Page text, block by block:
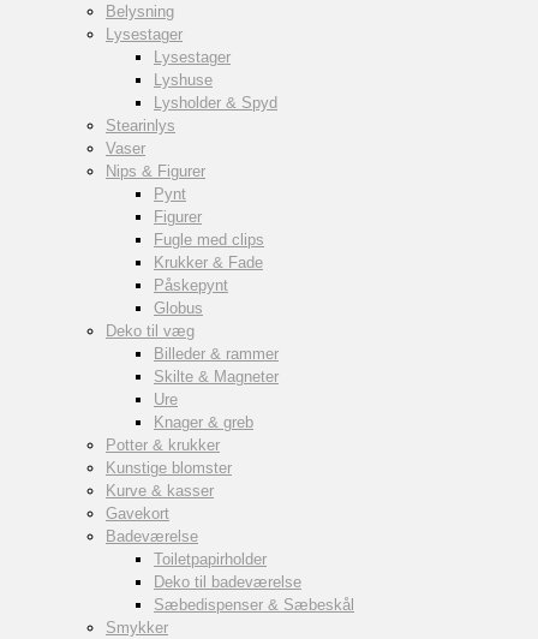
Belysning
Lysestager
Lysestager
Lyshuse
Lysholder & Spyd
Stearinlys
Vaser
Nips & Figurer
Pynt
Figurer
Fugle med clips
Krukker & Fade
Påskepynt
Globus
Deko til væg
Billeder & rammer
Skilte & Magneter
Ure
Knager & greb
Potter & krukker
Kunstige blomster
Kurve & kasser
Gavekort
Badeværelse
Toiletpapirholder
Deko til badeværelse
Sæbedispenser & Sæbeskål
Smykker